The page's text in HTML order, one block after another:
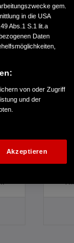
zu
gem.
in die USA
Abs.1 S.1 lit.a
Daten
von oder Zugriff
und der
Akzeptieren